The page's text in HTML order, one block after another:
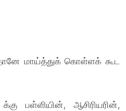
மாய்த்துக் கொள்ளக் கூட
பள்ளியின், ஆசிரியரின்,